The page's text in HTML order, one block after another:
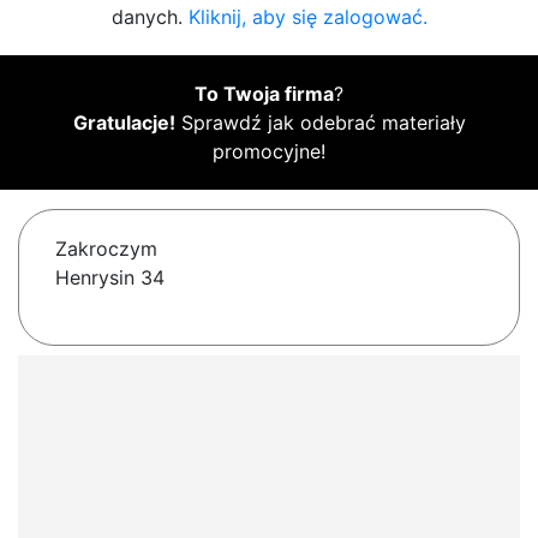
danych. Kliknij, aby się zalogować.
To Twoja firma?
Gratulacje! Sprawdź jak odebrać materiały
promocyjne!
Zakroczym
Henrysin 34